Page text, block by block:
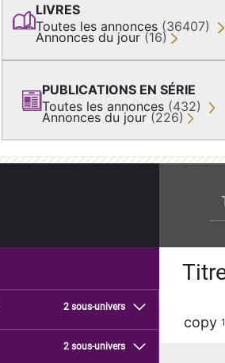
LIVRES
Toutes les annonces (36407)
Annonces du jour (16)
PUBLICATIONS EN SÉRIE
Toutes les annonces (432)
Annonces du jour (226)
2 sous-univers
2 sous-univers
copy